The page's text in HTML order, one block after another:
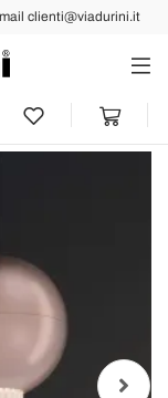
clienti@viadurini.it
Prec Succ
Metallo con
- Oris